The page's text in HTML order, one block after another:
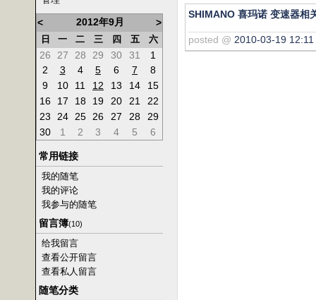
< 2012年9月 >
日 一 二 三 四 五 六
26 27 28 29 30 31
1
2
3 4 5 6 7
8
9
10 11 12 13 14
15
16
17 18 19 20 21
22
23
24 25 26 27 28
29
30
1 2 3 4 5 6
常用链接
我的随笔
我的评论
我参与的随笔
留言簿(10)
给我留言
查看公开留言
查看私人留言
随笔分类
SHIMANO 喜玛诺 变速器相
posted @ 2010-03-19 12:11